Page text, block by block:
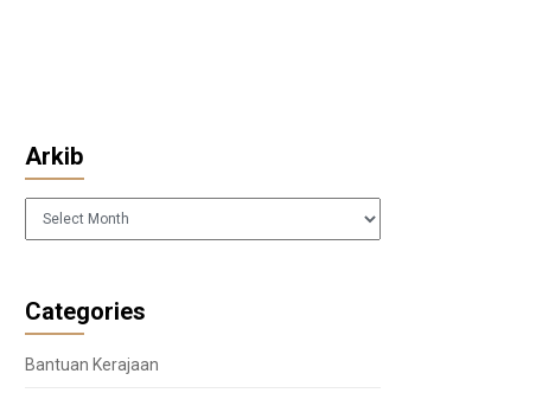
Arkib
Arkib
Categories
Bantuan Kerajaan